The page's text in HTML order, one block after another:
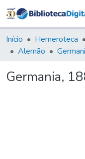
Início Hemeroteca
Alemão
Germania,